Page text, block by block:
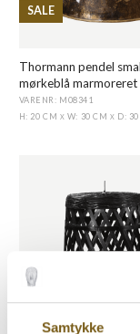
Samtykke
SALE
Thormann pendel
mørkeblå marmoreret
VARENR: M08341
H: 20 CM X W: 30 CM X D:
SALE